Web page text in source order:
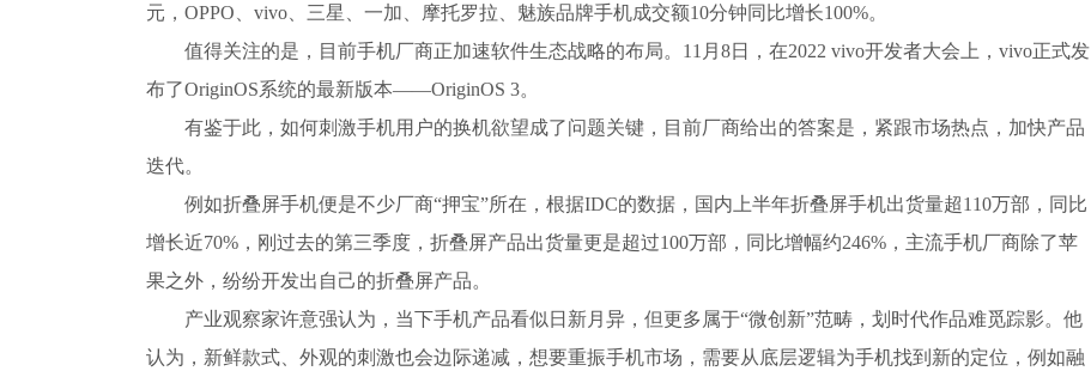
元，OPPO、vivo、三星、一加、摩托罗拉、魅族品牌手机成交额10分钟同比增长100%。
值得关注的是，目前手机厂商正加速软件生态战略的布局。11月8日，在2022 vivo开发者大会上，vivo正式发
布了OriginOS系统的最新版本——OriginOS 3。
有鉴于此，如何刺激手机用户的换机欲望成了问题关键，目前厂商给出的答案是，紧跟市场热点，加快产品
迭代。
例如折叠屏手机便是不少厂商“押宝”所在，根据IDC的数据，国内上半年折叠屏手机出货量超110万部，同比
增长近70%，刚过去的第三季度，折叠屏产品出货量更是超过100万部，同比增幅约246%，主流手机厂商除了苹
果之外，纷纷开发出自己的折叠屏产品。
产业观察家许意强认为，当下手机产品看似日新月异，但更多属于“微创新”范畴，划时代作品难觅踪影。他
认为，新鲜款式、外观的刺激也会边际递减，想要重振手机市场，需要从底层逻辑为手机找到新的定位，例如融